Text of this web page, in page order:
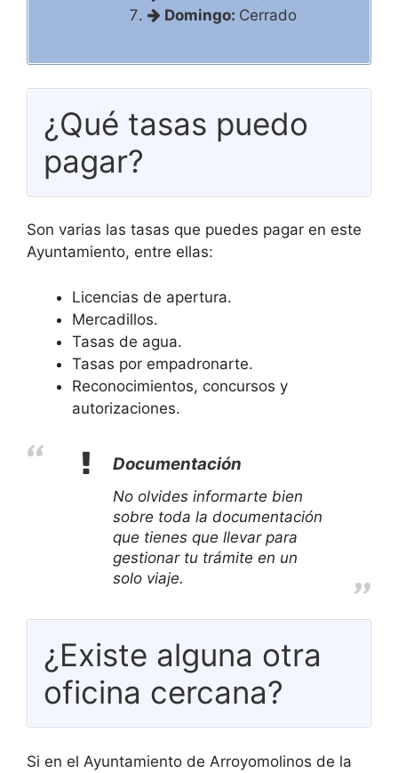
Domingo: Cerrado
¿Qué tasas puedo
pagar?
Son varias las tasas que puedes pagar en este
Ayuntamiento, entre ellas:
Licencias de apertura.
Mercadillos.
Tasas de agua.
Tasas por empadronarte.
Reconocimientos, concursos y
autorizaciones.
Documentación
No olvides informarte bien
sobre toda la documentación
que tienes que llevar para
gestionar tu trámite en un
solo viaje.
¿Existe alguna otra
oficina cercana?
Si en el Ayuntamiento de Arroyomolinos de la